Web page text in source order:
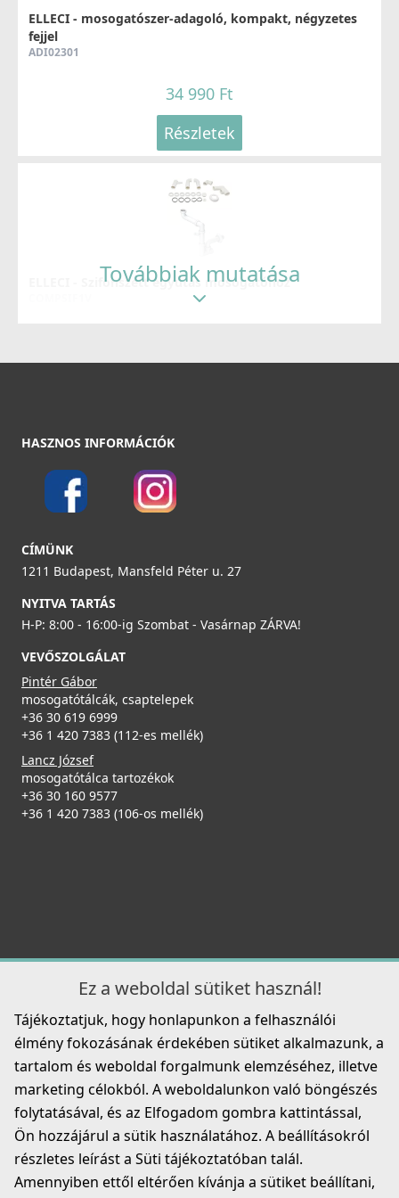
Részletek
99 890 Ft
Részletek
ELLECI - Csaptelep Eclipse - Fekete
MOKECLBK
219 990 Ft
ELLECI - Csaptelep Bahia - Fekete
MOKBAHBK
219 990 Ft
Részletek
126 990 Ft
Részletek
ELLECI - Csaptelep Flamingo Pure - Matt fekete
MOKFLMBK
ELLECI - mosogatószer-adagoló, kompakt, négyzetes
fejjel
ADI02301
34 990 Ft
Részletek
ELLECI - Szifonszett egyutas mosogatóhoz
Kifutó termék!
39 990 Ft
Elleci ATH040OL Vágódeszka HPL - Olmo szilfa - Kifutó
Csaplyukfúró FF35 35 mm-es
FF35
5 990 Ft
Részletek
Továbbiak mutatása
HASZNOS INFORMÁCIÓK
CÍMÜNK
1211 Budapest, Mansfeld Péter u. 27
NYITVA TARTÁS
H-P: 8:00 - 16:00-ig Szombat - Vasárnap ZÁRVA!
VEVŐSZOLGÁLAT
Pintér Gábor
mosogatótálcák, csaptelepek
+36 30 619 6999
+36 1 420 7383 (112-es mellék)
Lancz József
mosogatótálca tartozékok
+36 30 160 9577
+36 1 420 7383 (106-os mellék)
Ez a weboldal sütiket használ!
Tájékoztatjuk, hogy honlapunkon a felhasználói
élmény fokozásának érdekében sütiket alkalmazunk, a
tartalom és weboldal forgalmunk elemzéséhez, illetve
marketing célokból. A weboldalunkon való böngészés
folytatásával, és az Elfogadom gombra kattintással,
Ön hozzájárul a sütik használatához. A beállításokról
részletes leírást a Süti tájékoztatóban talál.
Amennyiben ettől eltérően kívánja a sütiket beállítani,